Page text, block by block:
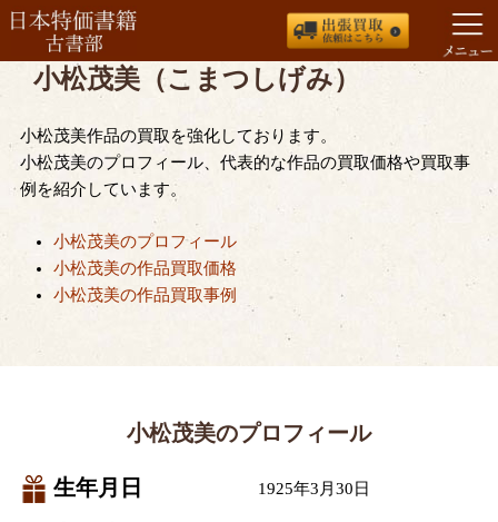
プ
小松茂美（こまつしげみ）
小松茂美作品の買取を強化しております。
小松茂美のプロフィール、代表的な作品の買取価格や買取事
例を紹介しています。
小松茂美のプロフィール
小松茂美の作品買取価格
小松茂美の作品買取事例
小松茂美のプロフィール
生年月日 1925年3月30日